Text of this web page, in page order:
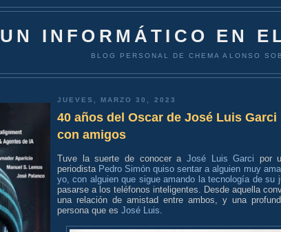
UN INFORMÁTICO EN
BLOG PERSONAL DE CHEMA ALONSO
JUEVES, MARZO 30, 2023
40 años del Oscar de José Luis
con amigos
Tuve la suerte de conocer a José Luis Garci por
periodista Pedro Simón quiso sentar a alguien muy
yo, con alguien que sigue amando la tecnología de su
pasarse a los teléfonos inteligentes. Desde aquella
una relación de amistad entre ambos, y una
persona que es José Luis